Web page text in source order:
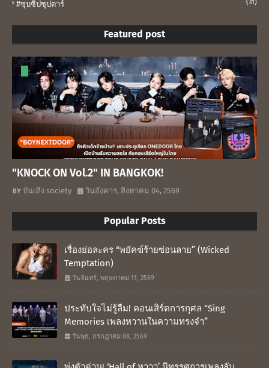
#ซุบซิปซุปตาร์ (31)
Featured post
"KNOCK ON Vol.2" IN BANGKOK!
บันเทิง society วันอังคาร, สิงหาคม 04, 2569
Popular Posts
เรื่องย่อละคร “พยัคฆ์ร้ายซ่อนลาย” (Wicked
Temptation)
วันจันทร์, พฤษภาคม 11, 2569
ประทับใจไม่รู้ลืม! คอนเสิร์ตการกุศล “Sing
Memories เพลงหวานในความทรงจำ”
วันพุธ, กรกฎาคม 08, 2569